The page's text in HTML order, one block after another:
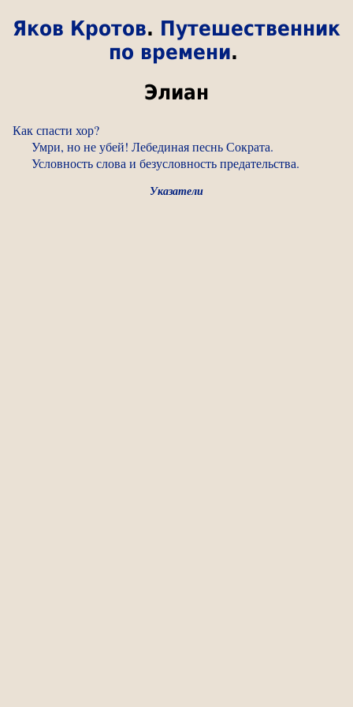
Яков Кротов. Путешественник
по времени.
Элиан
Как спасти хор?
Умри, но не убей! Лебединая песнь Сократа.
Условность слова и безусловность предательства.
Указатели